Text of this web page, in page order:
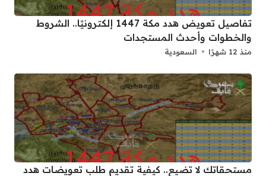
تفاصيل تعويض هدد مكة 1447 إلكترونيًا.. الشروط
والخطوات وأحدث المستجدات
منذ 12 شهرًا السعودية
مستحقاتك لا تضيع.. كيفية تقديم طلب تعويضات هدد